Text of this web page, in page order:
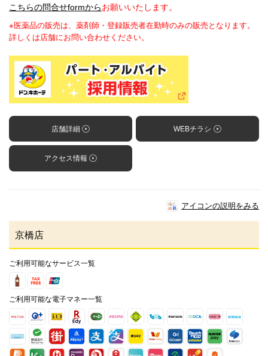
こちらの問合せformからお願いいたします。
※医薬品の販売は、薬剤師・登録販売者在勤時のみの販売となります。
詳しくは店舗にお問い合わせください。
店舗詳細 WEBチラシ
アクセス情報
アイコンの説明をみる
京橋店
ご利用可能なサービス一覧
ご利用可能な電子マネー一覧